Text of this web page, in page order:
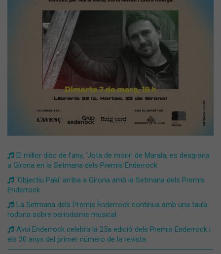
El millor disc de l'any, 'Jota de morir' de Marala, es desgrana
a Girona en la Setmana dels Premis Enderrock
'Objectiu Paki' arriba a Girona amb la Setmana dels Premis
Enderrock
La Setmana dels Premis Enderrock continua amb una taula
rodona sobre periodisme musical
Avui Enderrock celebra la 25a edició dels Premis Enderrock i
els 30 anys del primer número de la revista